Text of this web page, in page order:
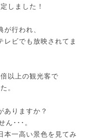
しました！
行われ、
レビでも放映されてま
以上の観光客で
。
ありますか？
ん･･･。
本一高い景色を見てみ